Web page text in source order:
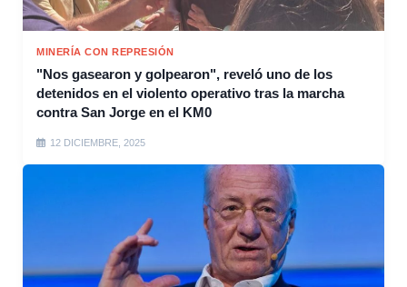
MINERÍA CON REPRESIÓN
"Nos gasearon y golpearon", reveló uno de los
detenidos en el violento operativo tras la marcha
contra San Jorge en el KM0
12 DICIEMBRE, 2025